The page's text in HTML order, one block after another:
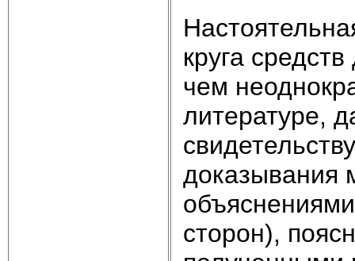
круга
чем
литературе,
доказывания
сторон),